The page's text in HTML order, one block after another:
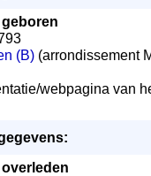
geboren
(B) (arrondissement
webpagina van
overleden